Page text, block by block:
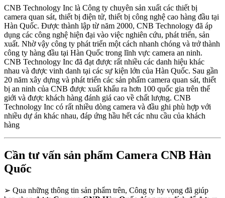
CNB Technology Inc là Công ty chuyên sản xuất các thiết bị
camera quan sát, thiết bị điện tử, thiết bị công nghệ cao hàng đầu tại
Hàn Quốc. Được thành lập từ năm 2000, CNB Technology đã áp
dụng các công nghệ hiện đại vào việc nghiên cứu, phát triển, sản
xuất. Nhờ vậy công ty phát triển một cách nhanh chóng và trở thành
công ty hàng đầu tại Hàn Quốc trong lĩnh vực camera an ninh.
CNB Technology Inc đã đạt được rất nhiều các danh hiệu khác
nhau và được vinh danh tại các sự kiện lớn của Hàn Quốc. Sau gần
20 năm xây dựng và phát triển các sản phẩm camera quan sát, thiết
bị an ninh của CNB được xuất khẩu ra hơn 100 quốc gia trên thế
giới và được khách hàng đánh giá cao về chất lượng. CNB
Technology Inc có rất nhiều dòng camera và đầu ghi phù hợp với
nhiều dự án khác nhau, đáp ứng hầu hết các nhu cầu của khách
hàng
Cần tư vấn sản phẩm Camera CNB Hàn
Quốc
➢ Qua những thông tin sản phẩm trên, Công ty hy vọng đã giúp